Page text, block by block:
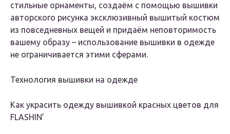
стильные орнаменты, создаём с помощью вышивки
авторского рисунка эксклюзивный вышитый костюм
из повседневных вещей и придаём неповторимость
вашему образу – использование вышивки в одежде
не ограничивается этими сферами.
Технология вышивки на одежде
Как украсить одежду вышивкой красных цветов для
FLASHIN’